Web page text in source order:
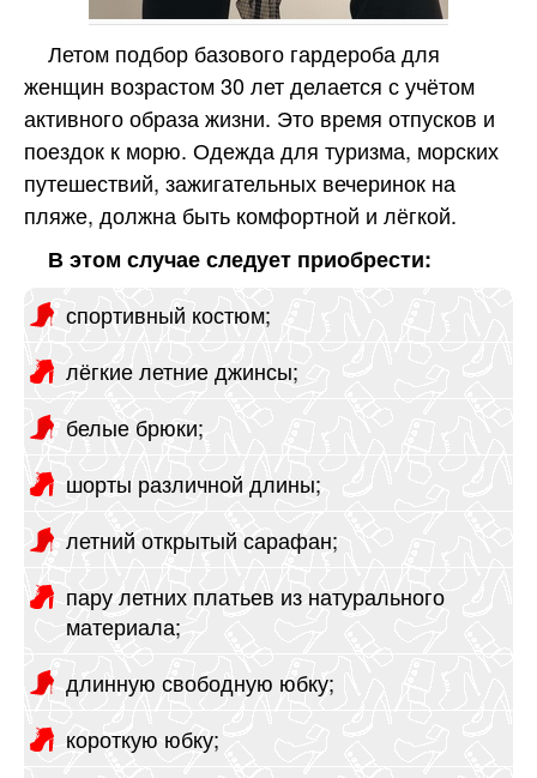
Летом подбор базового гардероба для
женщин возрастом 30 лет делается с учётом
активного образа жизни. Это время отпусков и
поездок к морю. Одежда для туризма, морских
путешествий, зажигательных вечеринок на
пляже, должна быть комфортной и лёгкой.
В этом случае следует приобрести:
спортивный костюм;
лёгкие летние джинсы;
белые брюки;
шорты различной длины;
летний открытый сарафан;
пару летних платьев из натурального
материала;
длинную свободную юбку;
короткую юбку;